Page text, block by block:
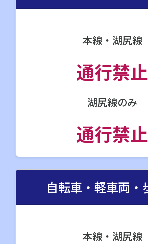
本線・湖尻線
通行禁止
湖尻線のみ
通行禁止
自転車・軽車両・
本線・湖尻線